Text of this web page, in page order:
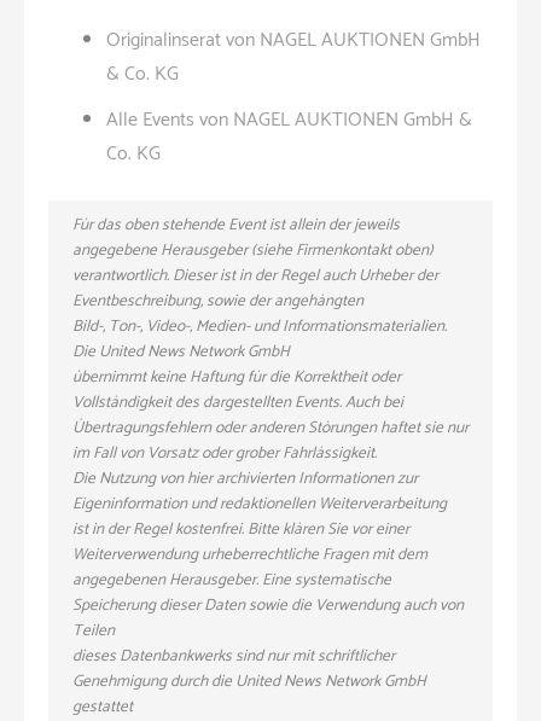
Originalinserat von NAGEL AUKTIONEN GmbH
& Co. KG
Alle Events von NAGEL AUKTIONEN GmbH &
Co. KG
Für das oben stehende Event ist allein der jeweils
angegebene Herausgeber (siehe Firmenkontakt oben)
verantwortlich. Dieser ist in der Regel auch Urheber der
Eventbeschreibung, sowie der angehängten
Bild-, Ton-, Video-, Medien- und Informationsmaterialien.
Die United News Network GmbH
übernimmt keine Haftung für die Korrektheit oder
Vollständigkeit des dargestellten Events. Auch bei
Übertragungsfehlern oder anderen Störungen haftet sie nur
im Fall von Vorsatz oder grober Fahrlässigkeit.
Die Nutzung von hier archivierten Informationen zur
Eigeninformation und redaktionellen Weiterverarbeitung
ist in der Regel kostenfrei. Bitte klären Sie vor einer
Weiterverwendung urheberrechtliche Fragen mit dem
angegebenen Herausgeber. Eine systematische
Speicherung dieser Daten sowie die Verwendung auch von
Teilen
dieses Datenbankwerks sind nur mit schriftlicher
Genehmigung durch die United News Network GmbH
gestattet